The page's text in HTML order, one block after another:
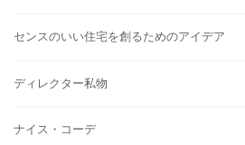
センスのいい住宅を創るためのアイデア
ディレクター私物
ナイス・コーデ